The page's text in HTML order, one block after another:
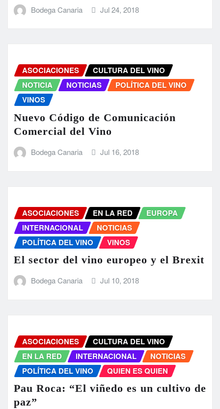
Bodega Canaria Jul 24, 2018
ASOCIACIONES
CULTURA DEL VINO
NOTICIA
NOTICIAS
POLÍTICA DEL VINO
VINOS
Nuevo Código de Comunicación
Comercial del Vino
Bodega Canaria Jul 16, 2018
ASOCIACIONES EN LA RED
EUROPA
INTERNACIONAL
NOTICIAS
POLÍTICA DEL VINO
VINOS
El sector del vino europeo y el Brexit
Bodega Canaria Jul 10, 2018
ASOCIACIONES
CULTURA DEL VINO
EN LA RED
INTERNACIONAL
NOTICIAS
POLÍTICA DEL VINO
QUIEN ES QUIEN
Pau Roca: “El viñedo es un cultivo de
paz”